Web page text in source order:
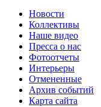
Новости
Коллективы
Наше видео
Пресса о нас
Фотоотчеты
Интерьеры
Отмененные
Архив событий
Карта сайта